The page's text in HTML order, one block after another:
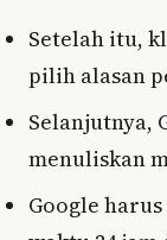
Setelah itu,
pilih alasan
Selanjutnya,
menuliskan
Google